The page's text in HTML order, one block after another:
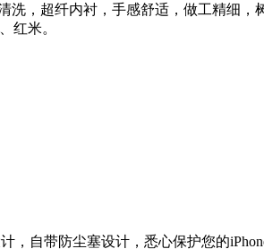
洗，超纤内衬，手感舒适，做工精细
红米。
，自带防尘塞设计，悉心保护您的